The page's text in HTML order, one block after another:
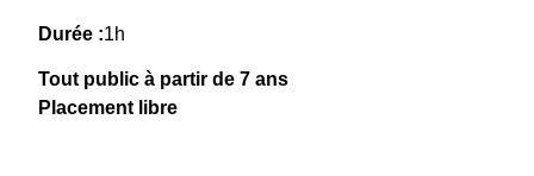
Durée :1h
Tout public à partir de 7 ans
Placement libre